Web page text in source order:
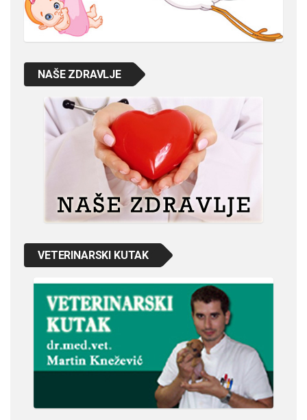
NAŠE ZDRAVLJE
VETERINARSKI KUTAK